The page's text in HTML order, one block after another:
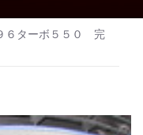
６ターボ５５０ 完